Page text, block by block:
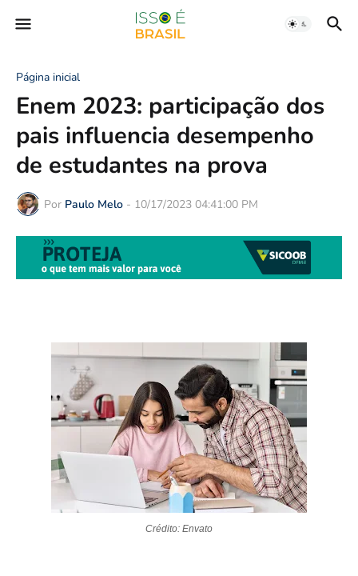
Página inicial
Enem 2023: participação dos
pais influencia desempenho
de estudantes na prova
Por Paulo Melo - 10/17/2023 04:41:00 PM
Crédito: Envato